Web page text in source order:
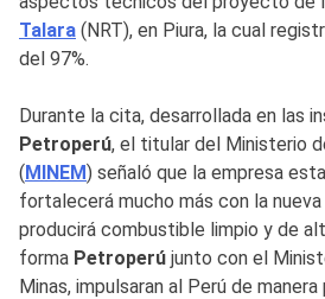
Talara (NRT), en Piura, la cual
del 97%.
Durante la cita, desarrollada en las
Petroperú, el titular del Ministerio
(MINEM) señaló que la empresa
fortalecerá mucho más con la nueva
producirá combustible limpio y de
forma Petroperú junto con el
Minas, impulsaran al Perú de